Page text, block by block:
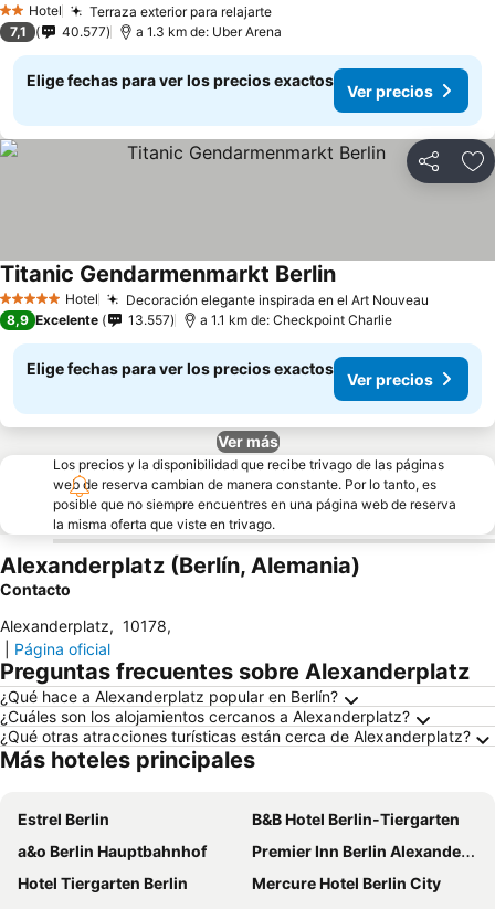
2 Estrellas
Hotel Terraza exterior para relajarte
7,1 40.577 a 1.3 km de: Uber Arena
Elige fechas para ver los precios exactos
Ver precios
Compartir
5 Estrellas Hotel Decoración elegante inspirada en el Art Nouveau
Titanic Gendarmenmarkt Berlin
8,9 Excelente 13.557 a 1.1 km de: Checkpoint Charlie
Elige fechas para ver los precios exactos
Ver precios
Ver más
Los precios y la disponibilidad que recibe trivago de las páginas
web de reserva cambian de manera constante. Por lo tanto, es
posible que no siempre encuentres en una página web de reserva
la misma oferta que viste en trivago.
Alexanderplatz (Berlín, Alemania)
Contacto
Alexanderplatz, 10178,
Página oficial
Preguntas frecuentes sobre Alexanderplatz
¿Qué hace a Alexanderplatz popular en Berlín?
¿Cuáles son los alojamientos cercanos a Alexanderplatz?
¿Qué otras atracciones turísticas están cerca de Alexanderplatz?
Más hoteles principales
Estrel Berlin
B&B Hotel Berlin-Tiergarten
a&o Berlin Hauptbahnhof
Premier Inn Berlin Alexanderplatz hotel
Hotel Tiergarten Berlin
Mercure Hotel Berlin City